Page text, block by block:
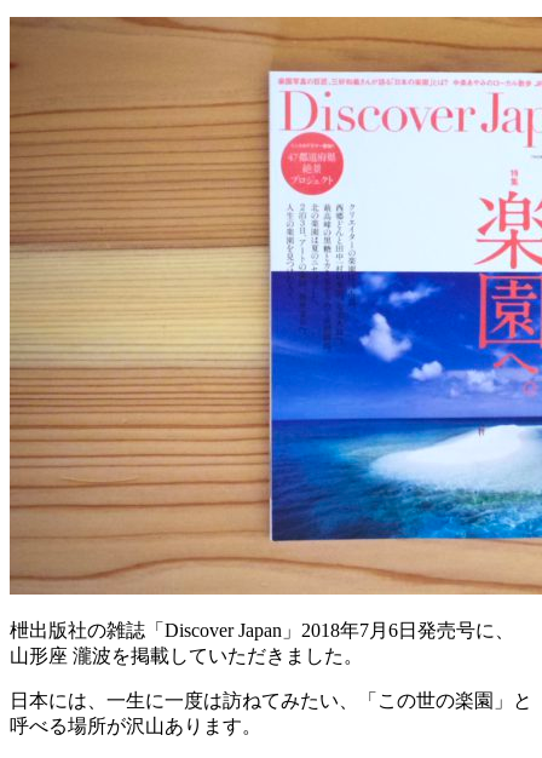
枻出版社の雑誌「Discover Japan」2018年7月6日発売号に、
山形座 瀧波を掲載していただきました。
日本には、一生に一度は訪ねてみたい、「この世の楽園」と
呼べる場所が沢山あります。